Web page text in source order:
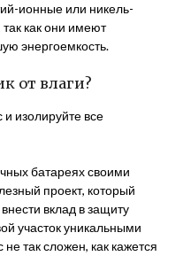
ионные или никель-
как они имеют
энергоемкость.
от влаги?
изолируйте все
батареях своими
проект, который
вклад в защиту
участок уникальными
так сложен, как кажется